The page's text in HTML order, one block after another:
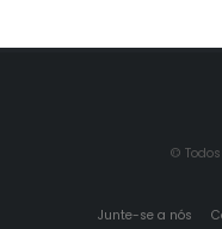
©
Junte-se a nós